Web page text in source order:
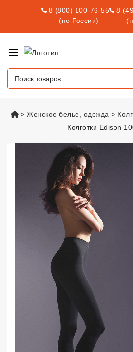
8 (800) 100-76-55
(по России)
8
vsexshop.ru
Женское белье, одежда
Колготки Edison